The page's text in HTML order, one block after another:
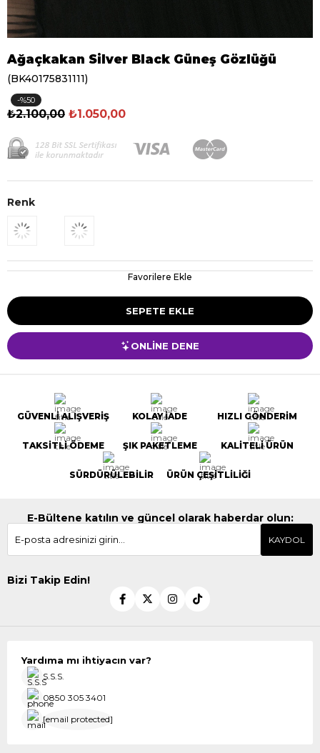
Ağaçkakan Silver Black Güneş Gözlüğü
(BK40175831111)
50
₺2.100,00 ₺1.050,00
Renk
Favorilere Ekle
ONLİNE DENE
GÜVENLİ ALIŞVERİŞ KOLAY İADE HIZLI GÖNDERİM
TAKSİTLİ ÖDEME ŞIK PAKETLEME KALİTELİ ÜRÜN
SÜRDÜRÜLEBİLİR ÜRÜN ÇEŞİTLİLİĞİ
E-Bültene katılın ve güncel olarak haberdar olun:
KAYDOL
Bizi Takip Edin!
Yardıma mı ihtiyacın var?
S.S.S.
0850 305 3401
[email protected]